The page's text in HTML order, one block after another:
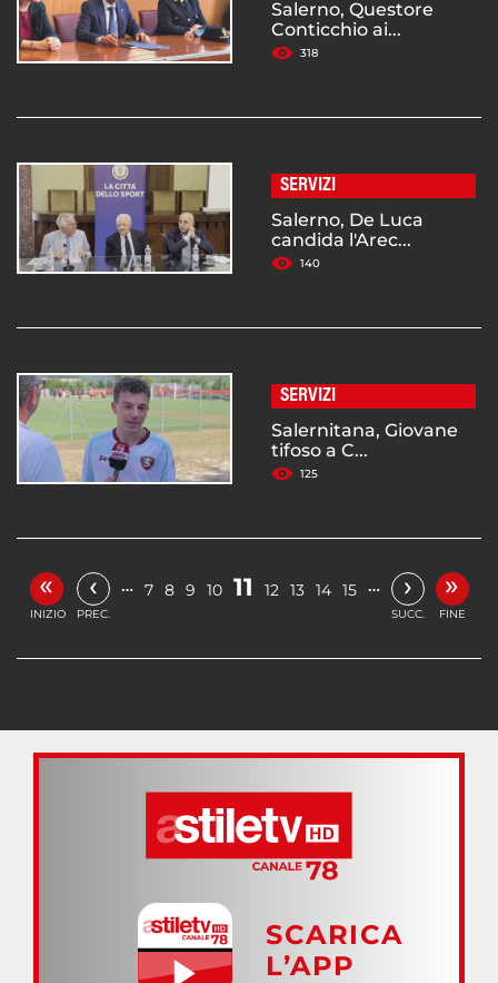
Salerno, Questore
Conticchio ai...
318
SERVIZI
Salerno, De Luca
candida l'Arec...
140
SERVIZI
Salernitana, Giovane
tifoso a C...
125
«
INIZIO
‹
PREC.
… 7 8 9 10 11 12 13 14 15 … ›
SUCC.
»
FINE
SCARICA
L’APP